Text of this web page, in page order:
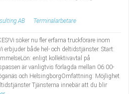
AB Terminalarbetare
söker nu fler erfarna truckförare inom
erbjuder både hel- och deltidstjänster. Start:
enligt kollektivavtal på
är vanligtvis förlagda mellan 06:00-
och HelsingborgOmfattning: Möjlighet
Tjänsterna innebär att du blir